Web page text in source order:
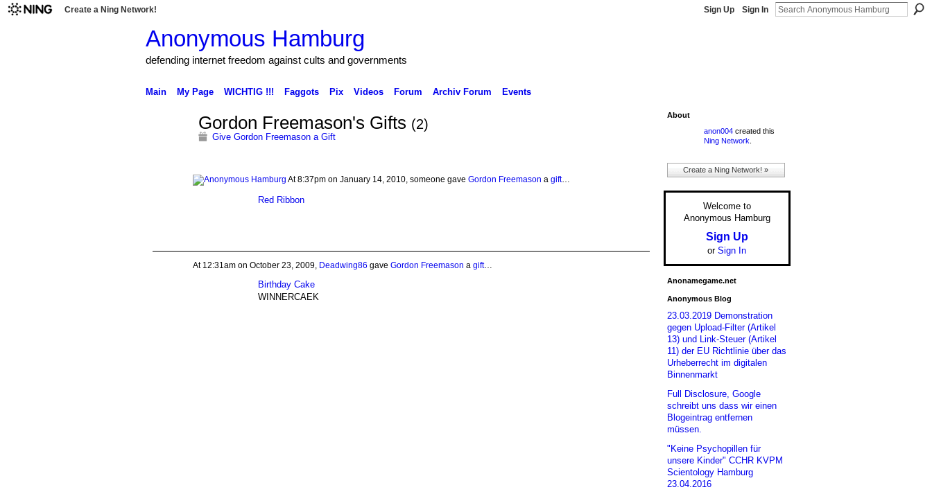
Create a Ning Network! Sign Up Sign In
Anonymous Hamburg
defending internet freedom against cults and governments
Main My Page WICHTIG !!! Faggots Pix Videos Forum Archiv Forum Events
Gordon Freemason's Gifts (2)
Give Gordon Freemason a Gift
At 8:37pm on January 14, 2010, someone gave Gordon Freemason a gift…
Red Ribbon
At 12:31am on October 23, 2009, Deadwing86 gave Gordon Freemason a gift…
Birthday Cake
WINNERCAEK
About
anon004created this
Ning Network
Create a Ning Network! »
Welcome to
Anonymous Hamburg
Sign Up
or Sign In
Anonamegame.net
Anonymous Blog
23.03.2019 Demonstration
gegen Upload-Filter (Artikel
13) und Link-Steuer (Artikel
11) der EU Richtlinie über das
Urheberrecht im digitalen
Binnenmarkt
Full Disclosure, Google
schreibt uns dass wir einen
Blogeintrag entfernen
müssen.
"Keine Psychopillen für
unsere Kinder" CCHR KVPM
Scientology Hamburg
23.04.2016